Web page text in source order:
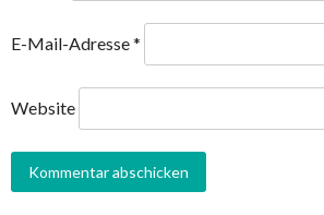
E-Mail-Adresse*
Website